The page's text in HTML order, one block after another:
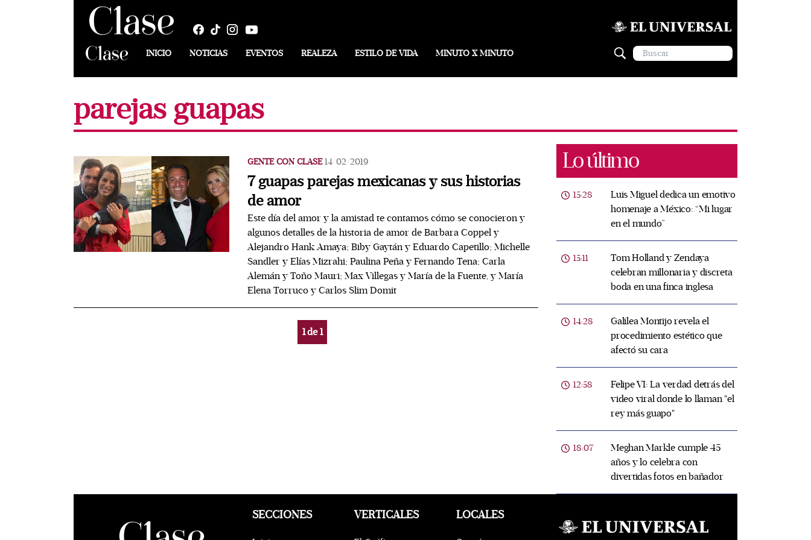
INICIO NOTICIAS EVENTOS REALEZA ESTILO DE VIDA MINUTO X MINUTO
parejas guapas
GENTE CON CLASE 14/02/2019
7 guapas parejas mexicanas y sus historias
de amor
Este día del amor y la amistad te contamos cómo se conocieron y
algunos detalles de la historia de amor de Barbara Coppel y
Alejandro Hank Amaya; Biby Gaytán y Eduardo Capetillo; Michelle
Sandler y Elías Mizrahi; Paulina Peña y Fernando Tena; Carla
Alemán y Toño Mauri; Max Villegas y María de la Fuente, y María
Elena Torruco y Carlos Slim Domit
1de1
Lo último
15:28
Luis Miguel dedica un emotivo
homenaje a México: “Mi lugar
en el mundo”
15:11
Tom Holland y Zendaya
celebran millonaria y discreta
boda en una finca inglesa
14:28
Galilea Montijo revela el
procedimiento estético que
afectó su cara
12:58
Felipe VI: La verdad detrás del
video viral donde lo llaman "el
rey más guapo"
18:07
Meghan Markle cumple 45
años y lo celebra con
divertidas fotos en bañador
SECCIONES VERTICALES LOCALES